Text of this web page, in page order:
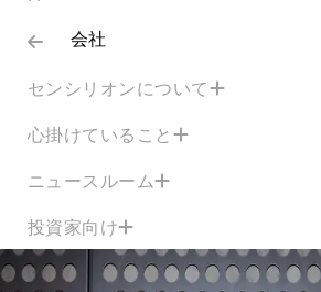
会社
センシリオンについて
心掛けていること
ニュースルーム
投資家向け